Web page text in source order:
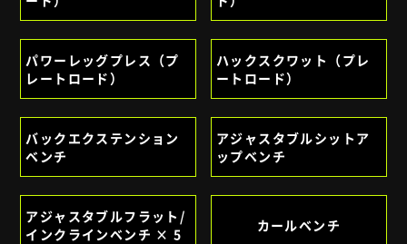
パワーレッグプレス（プ
レートロード）
ハックスクワット（プレ
ートロード）
バックエクステンション
ベンチ
アジャスタブルシットア
ップベンチ
アジャスタブルフラット/
インクラインベンチ × 5
カールベンチ